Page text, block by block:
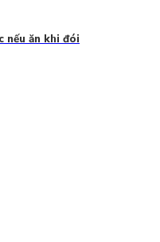
nếu ăn khi đói